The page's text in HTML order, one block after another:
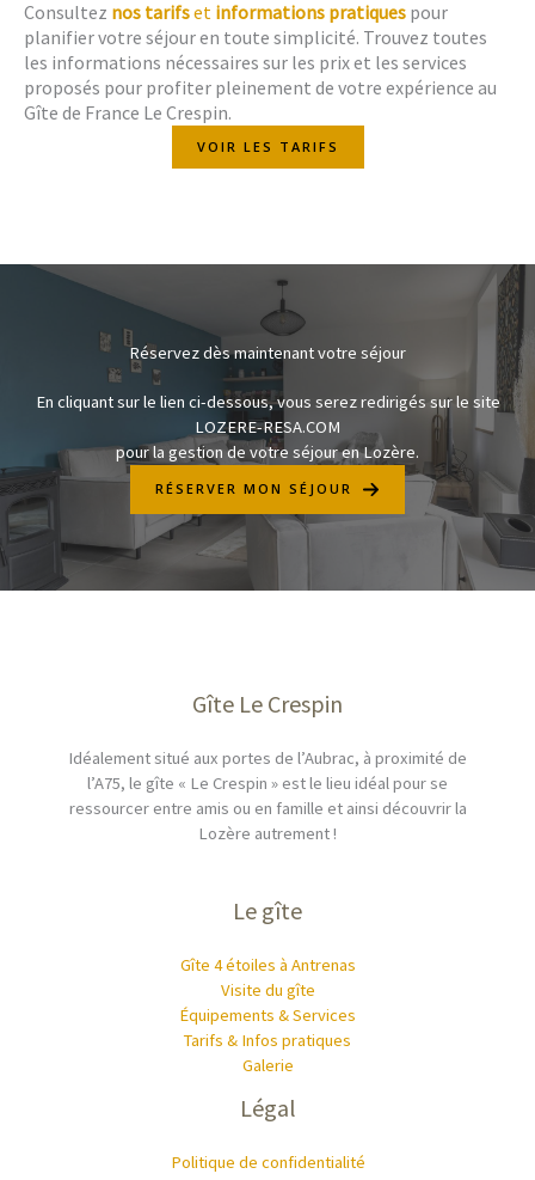
Consultez nos tarifset informations pratiques pour
planifier votre séjour en toute simplicité. Trouvez toutes
les informations nécessaires sur les prix et les services
proposés pour profiter pleinement de votre expérience au
Gîte de France Le Crespin.
VOIR LES TARIFS
Réservez dès maintenant votre séjour
En cliquant sur le lien ci-dessous, vous serez redirigés sur le site
LOZERE-RESA.COM
pour la gestion de votre séjour en Lozère.
RÉSERVER MON SÉJOUR
Gîte Le Crespin
Idéalement situé aux portes de l’Aubrac, à proximité de
l’A75, le gîte « Le Crespin » est le lieu idéal pour se
ressourcer entre amis ou en famille et ainsi découvrir la
Lozère autrement !
Le gîte
Gîte 4 étoiles à Antrenas
Visite du gîte
Équipements & Services
Tarifs & Infos pratiques
Galerie
Légal
Politique de confidentialité